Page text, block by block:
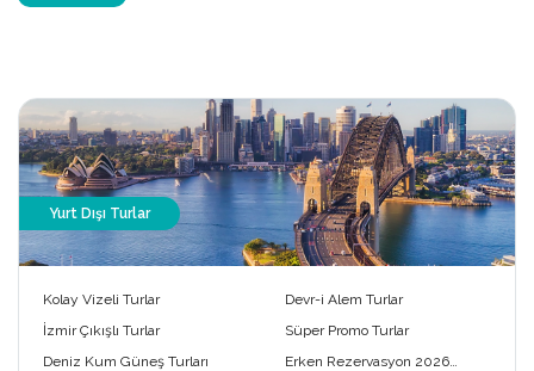
Yurt Dışı Turlar
Kolay Vizeli Turlar
Devr-i Alem Turlar
İzmir Çıkışlı Turlar
Süper Promo Turlar
Deniz Kum Güneş Turları
Erken Rezervasyon 2026